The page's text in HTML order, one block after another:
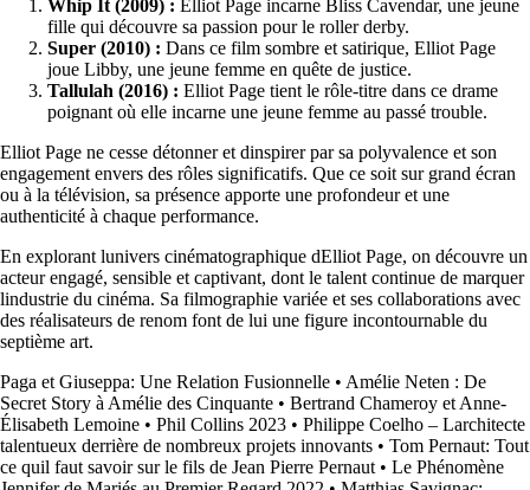
Whip It (2009) : Elliot Page incarne Bliss Cavendar, une jeune
fille qui découvre sa passion pour le roller derby.
Super (2010) : Dans ce film sombre et satirique, Elliot Page
joue Libby, une jeune femme en quête de justice.
Tallulah (2016) : Elliot Page tient le rôle-titre dans ce drame
poignant où elle incarne une jeune femme au passé trouble.
Elliot Page ne cesse détonner et dinspirer par sa polyvalence et son
engagement envers des rôles significatifs. Que ce soit sur grand écran
ou à la télévision, sa présence apporte une profondeur et une
authenticité à chaque performance.
En explorant lunivers cinématographique dElliot Page, on découvre un
acteur engagé, sensible et captivant, dont le talent continue de marquer
lindustrie du cinéma. Sa filmographie variée et ses collaborations avec
des réalisateurs de renom font de lui une figure incontournable du
septième art.
Paga et Giuseppa: Une Relation Fusionnelle • Amélie Neten : De
Secret Story à Amélie des Cinquante • Bertrand Chameroy et Anne-
Élisabeth Lemoine • Phil Collins 2023 • Philippe Coelho – Larchitecte
talentueux derrière de nombreux projets innovants • Tom Pernaut: Tout
ce quil faut savoir sur le fils de Jean Pierre Pernaut • Le Phénomène